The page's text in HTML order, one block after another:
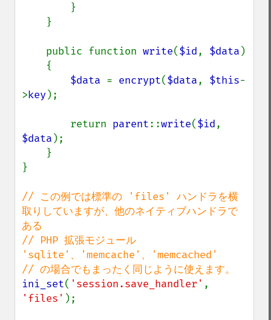
    public function
write($id, $data )
$data = encrypt($data, $this-
>key);
        return
parent::write($id
$data );
}
// この例では標準の 'files' ハンドラを横
取りしていますが、他のネイティブハンドラで
ある
// PHP 拡張モジュール
'sqlite'、'memcache'、'memcached'
ini_set( 'session.save_handler'
'files' );